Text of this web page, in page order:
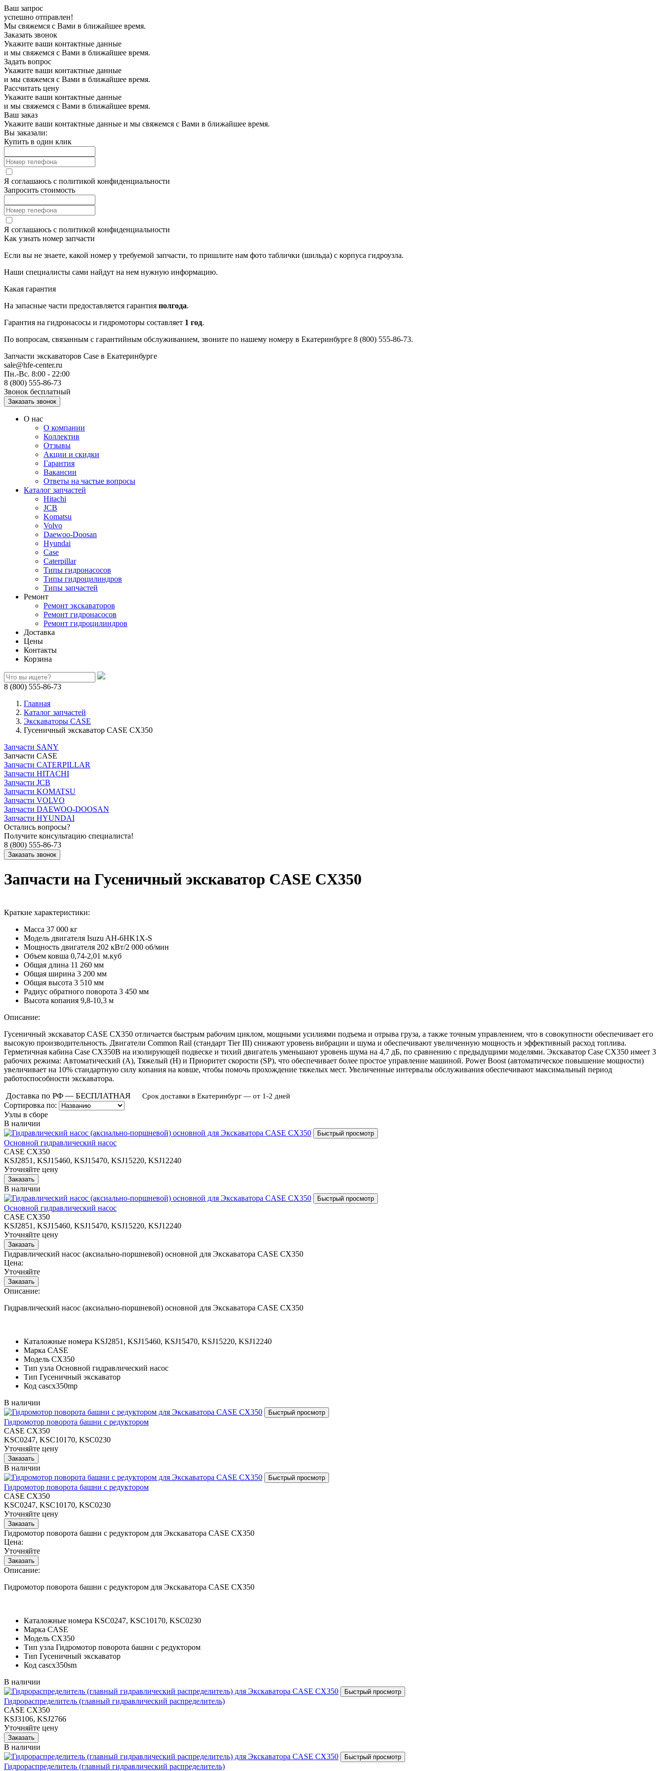
Ваш запрос
успешно отправлен!
Мы свяжемся с Вами в ближайшее время.
Заказать звонок
Укажите ваши контактные данные
и мы свяжемся с Вами в ближайшее время.
Задать вопрос
Укажите ваши контактные данные
и мы свяжемся с Вами в ближайшее время.
Рассчитать цену
Укажите ваши контактные данные
и мы свяжемся с Вами в ближайшее время.
Ваш заказ
Укажите ваши контактные данные и мы свяжемся с Вами в ближайшее время.
Вы заказали:
Купить в один клик
Я соглашаюсь с политикой конфиденциальности
Запросить стоимость
Я соглашаюсь с политикой конфиденциальности
Как узнать номер запчасти
Если вы не знаете, какой номер у требуемой запчасти, то пришлите нам фото таблички (шильда) с корпуса гидроузла.
Наши специалисты сами найдут на нем нужную информацию.
Какая гарантия
На запасные части предоставляется гарантия полгода.
Гарантия на гидронасосы и гидромоторы составляет 1 год.
По вопросам, связанным с гарантийным обслуживанием, звоните по нашему номеру в Екатеринбурге 8 (800) 555-86-73.
Запчасти экскаваторов Case в Екатеринбурге
sale@hfe-center.ru
Пн.-Вс. 8:00 - 22:00
8 (800) 555-86-73
Звонок бесплатный
О нас
О компании
Коллектив
Отзывы
Акции и скидки
Гарантия
Вакансии
Ответы на частые вопросы
Каталог запчастей
Hitachi
JCB
Komatsu
Volvo
Daewoo-Doosan
Hyundai
Case
Caterpillar
Типы гидронасосов
Типы гидроцилиндров
Типы запчастей
Ремонт
Ремонт экскаваторов
Ремонт гидронасосов
Ремонт гидроцилиндров
Доставка
Цены
Контакты
Корзина
8 (800) 555-86-73
Главная
Каталог запчастей
Экскаваторы CASE
Гусеничный экскаватор CASE CX350
Запчасти SANY
Запчасти CASE
Запчасти CATERPILLAR
Запчасти HITACHI
Запчасти JCB
Запчасти KOMATSU
Запчасти VOLVO
Запчасти DAEWOO-DOOSAN
Запчасти HYUNDAI
Остались вопросы?
Получите консультацию специалиста!
8 (800) 555-86-73
Запчасти на Гусеничный экскаватор CASE CX350
Краткие характеристики:
Масса 37 000 кг
Модель двигателя Isuzu AH-6HK1X-S
Мощность двигателя 202 кВт/2 000 об/мин
Объем ковша 0,74-2,01 м.куб
Общая длина 11 260 мм
Общая ширина 3 200 мм
Общая высота 3 510 мм
Радиус обратного поворота 3 450 мм
Высота копания 9,8-10,3 м
Описание:
Гусеничный экскаватор CASE СХ350 отличается быстрым рабочим циклом, мощными усилиями подъема и отрыва груза, а также точным управлением, что в совокупности обеспечивает его
высокую производительность. Двигатели Common Rail (стандарт Tier III) снижают уровень вибрации и шума и обеспечивают увеличенную мощность и эффективный расход топлива.
Герметичная кабина Case CX350B на изолирующей подвеске и тихий двигатель уменьшают уровень шума на 4,7 дБ, по сравнению с предыдущими моделями. Экскаватор Case CX350 имеет 3
рабочих режима: Автоматический (А), Тяжелый (Н) и Приоритет скорости (SP), что обеспечивает более простое управление машиной. Power Boost (автоматическое повышение мощности)
увеличивает на 10% стандартную силу копания на ковше, чтобы помочь прохождение тяжелых мест. Увеличенные интервалы обслуживания обеспечивают максимальный период
работоспособности экскаватора.
Доставка по РФ — БЕСПЛАТНАЯ Срок доставки в Екатеринбург — от 1-2 дней
Сортировка по:
Узлы в сборе
В наличии
Основной гидравлический насос
CASE CX350
KSJ2851, KSJ15460, KSJ15470, KSJ15220, KSJ12240
Уточняйте цену
В наличии
Основной гидравлический насос
CASE CX350
KSJ2851, KSJ15460, KSJ15470, KSJ15220, KSJ12240
Уточняйте цену
Гидравлический насос (аксиально-поршневой) основной для Экскаватора CASE CX350
Цена:
Уточняйте
Описание:
Гидравлический насос (аксиально-поршневой) основной для Экскаватора CASE CX350
Каталожные номера KSJ2851, KSJ15460, KSJ15470, KSJ15220, KSJ12240
Марка CASE
Модель CX350
Тип узла Основной гидравлический насос
Тип Гусеничный экскаватор
Код cascx350mp
В наличии
Гидромотор поворота башни с редуктором
CASE CX350
KSC0247, KSC10170, KSC0230
Уточняйте цену
В наличии
Гидромотор поворота башни с редуктором
CASE CX350
KSC0247, KSC10170, KSC0230
Уточняйте цену
Гидромотор поворота башни с редуктором для Экскаватора CASE CX350
Цена:
Уточняйте
Описание:
Гидромотор поворота башни с редуктором для Экскаватора CASE CX350
Каталожные номера KSC0247, KSC10170, KSC0230
Марка CASE
Модель CX350
Тип узла Гидромотор поворота башни с редуктором
Тип Гусеничный экскаватор
Код cascx350sm
В наличии
Гидрораспределитель (главный гидравлический распределитель)
CASE CX350
KSJ3106, KSJ2766
Уточняйте цену
В наличии
Гидрораспределитель (главный гидравлический распределитель)